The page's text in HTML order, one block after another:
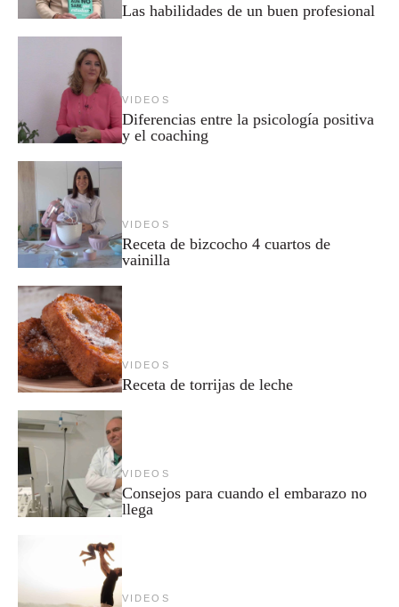
Las habilidades de un buen profesional
VIDEOS
Diferencias entre la psicología positiva
y el coaching
VIDEOS
Receta de bizcocho 4 cuartos de
vainilla
VIDEOS
Receta de torrijas de leche
VIDEOS
Consejos para cuando el embarazo no
llega
VIDEOS